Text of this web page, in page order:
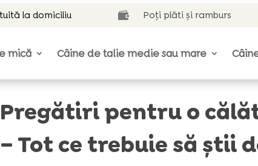
la domiciliu  Poți plăti și ramburs
mică Câine de talie medie sau mare
Pregătiri pentru o
– Tot ce trebuie să știi